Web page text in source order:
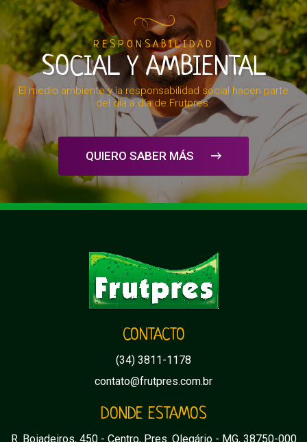
RESPONSABILIDAD
SOCIAL Y AMBIENTAL
El medio ambiente y la responsabilidad social hacen parte
del día a día de Frutpres.
QUIERO SABER MÁS
CONTACTO
(34) 3811-1178
contato@frutpres.com.br
DONDE ESTAMOS
R. Boiadeiros, 450 - Centro, Pres. Olegário - MG, 38750-000